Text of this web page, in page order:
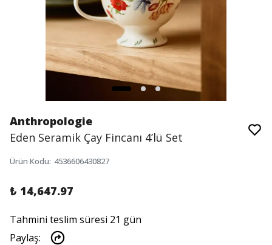
Anthropologie
Eden Seramik Çay Fincanı 4’lü Set
Ürün Kodu: 4536606430827
₺ 14,647.97
Tahmini teslim süresi 21 gün
Paylaş: